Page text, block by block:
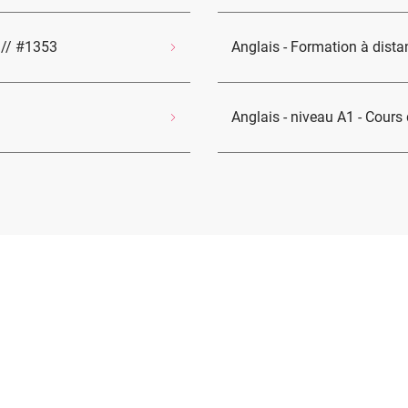
#1353 Anglais - Formation à
Anglais - niveau A1 -